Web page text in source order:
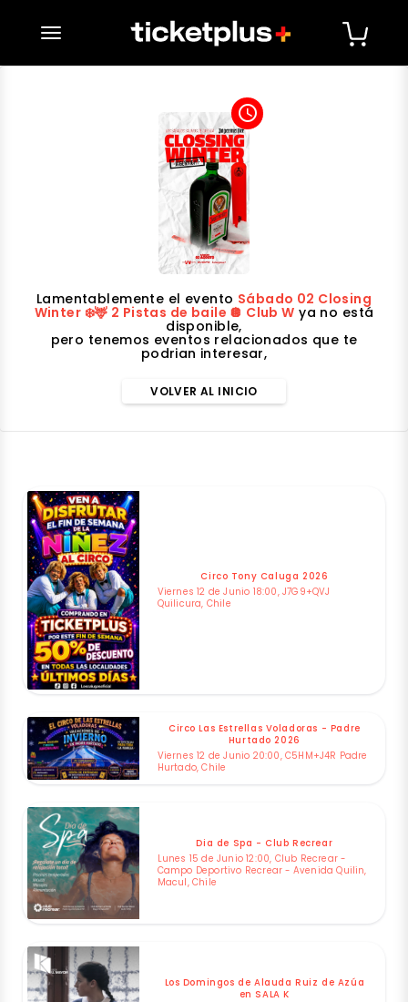
desplegar navegación
access_time
Lamentablemente el evento Sábado 02 Closing
Winter ❄️🦌 2 Pistas de baile 🪩 Club W ya no está
disponible,
pero tenemos eventos relacionados que te
podrian interesar,
VOLVER AL INICIO
Circo Tony Caluga 2026
Viernes 12 de Junio 18:00, J7G9+QVJ
Quilicura, Chile
Circo Las Estrellas Voladoras - Padre
Hurtado 2026
Viernes 12 de Junio 20:00, C5HM+J4R Padre
Hurtado, Chile
Dia de Spa - Club Recrear
Lunes 15 de Junio 12:00, Club Recrear -
Campo Deportivo Recrear - Avenida Quilin,
Macul, Chile
Los Domingos de Alauda Ruiz de Azúa
en SALA K